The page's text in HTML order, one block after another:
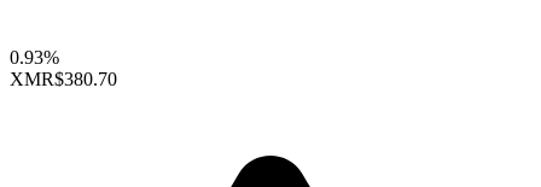
0.93%
XMR$380.70